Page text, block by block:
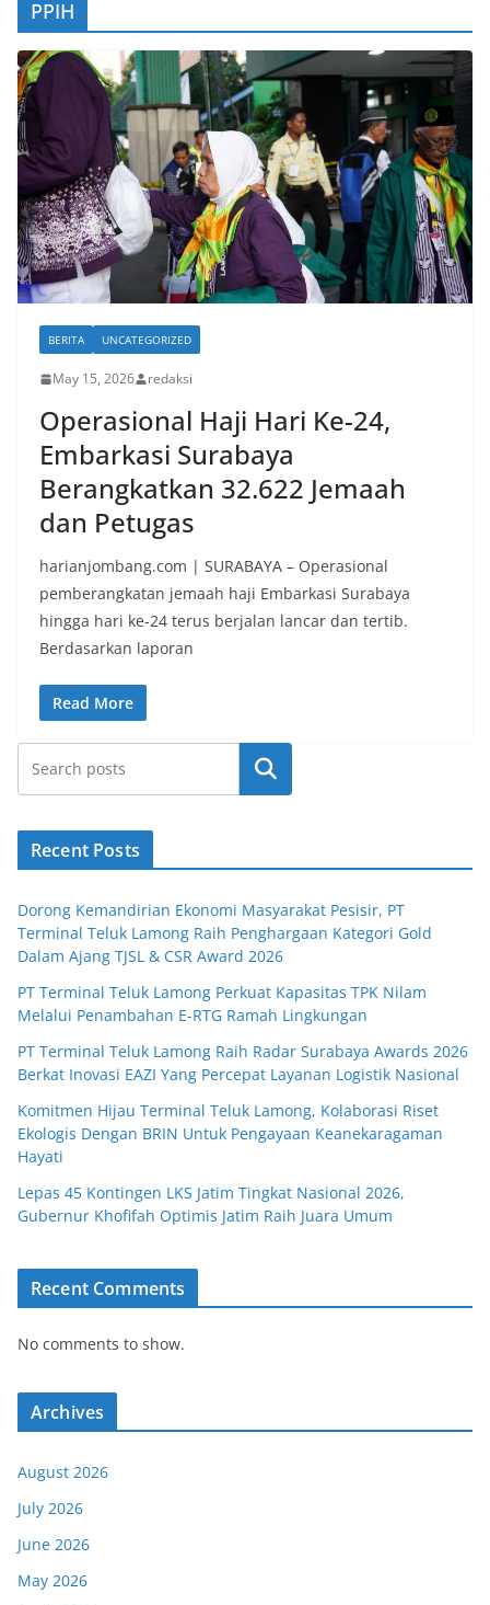
PPIH
BERITA UNCATEGORIZED
May 15, 2026 redaksi
Operasional Haji Hari Ke-24,
Embarkasi Surabaya
Berangkatkan 32.622 Jemaah
dan Petugas
harianjombang.com | SURABAYA – Operasional
pemberangkatan jemaah haji Embarkasi Surabaya
hingga hari ke-24 terus berjalan lancar dan tertib.
Berdasarkan laporan
Read More
Search
Recent Posts
Dorong Kemandirian Ekonomi Masyarakat Pesisir, PT
Terminal Teluk Lamong Raih Penghargaan Kategori Gold
Dalam Ajang TJSL & CSR Award 2026
PT Terminal Teluk Lamong Perkuat Kapasitas TPK Nilam
Melalui Penambahan E-RTG Ramah Lingkungan
PT Terminal Teluk Lamong Raih Radar Surabaya Awards 2026
Berkat Inovasi EAZI Yang Percepat Layanan Logistik Nasional
Komitmen Hijau Terminal Teluk Lamong, Kolaborasi Riset
Ekologis Dengan BRIN Untuk Pengayaan Keanekaragaman
Hayati
Lepas 45 Kontingen LKS Jatim Tingkat Nasional 2026,
Gubernur Khofifah Optimis Jatim Raih Juara Umum
Recent Comments
No comments to show.
Archives
August 2026
July 2026
June 2026
May 2026